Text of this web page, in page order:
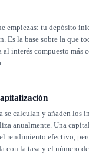
empiezas: tu depósito
Es la base sobre la que
al interés compuesto más
se calculan y añaden los
anualmente. Una
rendimiento efectivo,
con la tasa y el número